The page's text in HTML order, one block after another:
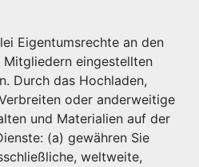
Eigentumsrechte an den
eingestellten
Durch das Hochladen,
oder anderweitige
und Materialien auf der
(a) gewähren Sie
weltweite,